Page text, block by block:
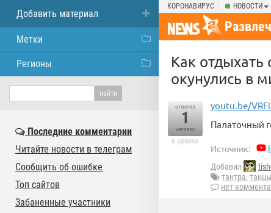
КОРОНАВИРУС НОВОСТИ
Как отдыхать
окунулись в
отметил
1
человек
в архиве
youtu.be/
Палаточный
Источник:
Добавил
тантра, танцы
нет
Добавить материал
Метки
Регионы
Последние комментарии
Читайте новости в телеграм
Сообщить об ошибке
Топ сайтов
Забаненные участники